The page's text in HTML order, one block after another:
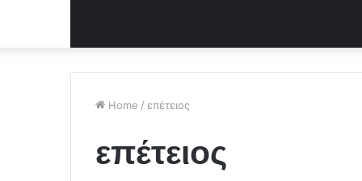
Home / επέτειος
επέτειος